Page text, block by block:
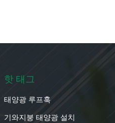
핫 태그
태양광 루프훅
기와지붕 태양광 설치